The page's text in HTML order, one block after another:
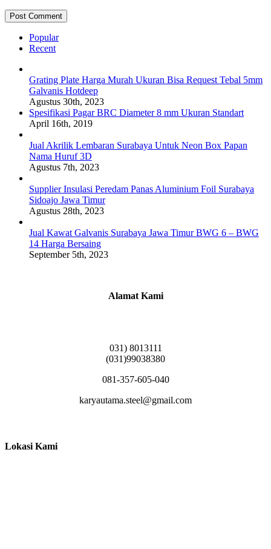
Popular
Recent
Grating Plate Harga Murah Ukuran Bisa Request Tebal 5mm
Galvanis Hotdeep
Agustus 30th, 2023
Spesifikasi Pagar BRC Diameter 8 mm Ukuran Standart
April 16th, 2019
Jual Akrilik Lembaran Surabaya Untuk Neon Box Papan
Nama Huruf 3D
Agustus 7th, 2023
Supplier Insulasi Peredam Panas Aluminium Foil Surabaya
Sidoajo Jawa Timur
Agustus 28th, 2023
Jual Kawat Galvanis Surabaya Jawa Timur BWG 6 – BWG
14 Harga Bersaing
September 5th, 2023
Alamat Kami
031) 8013111
(031)99038380
081-357-605-040
karyautama.steel@gmail.com
Lokasi Kami